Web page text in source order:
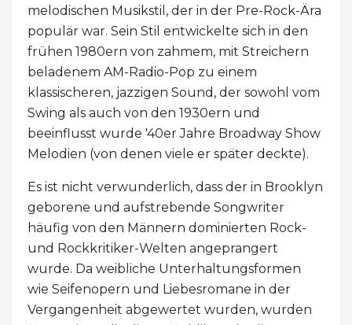
melodischen Musikstil, der in der Pre-Rock-Ära
populär war. Sein Stil entwickelte sich in den
frühen 1980ern von zahmem, mit Streichern
beladenem AM-Radio-Pop zu einem
klassischeren, jazzigen Sound, der sowohl vom
Swing als auch von den 1930ern und
beeinflusst wurde '40er Jahre Broadway Show
Melodien (von denen viele er später deckte).
Es ist nicht verwunderlich, dass der in Brooklyn
geborene und aufstrebende Songwriter
häufig von den Männern dominierten Rock-
und Rockkritiker-Welten angeprangert
wurde. Da weibliche Unterhaltungsformen
wie Seifenopern und Liebesromane in der
Vergangenheit abgewertet wurden, wurden